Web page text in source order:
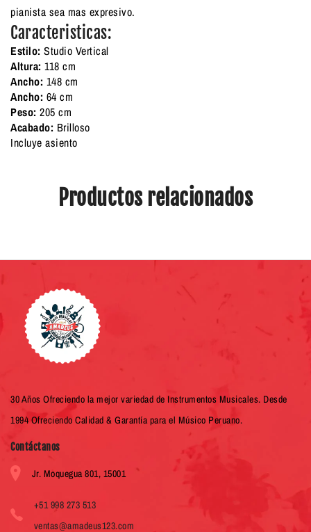
pianista sea mas expresivo.
Caracteristicas:
Estilo: Studio Vertical
Altura: 118 cm
Ancho: 148 cm
Ancho: 64 cm
Peso: 205 cm
Acabado: Brilloso
Incluye asiento
Productos relacionados
30 Años Ofreciendo la mejor variedad de Instrumentos Musicales. Desde
1994 Ofreciendo Calidad & Garantía para el Músico Peruano.
Contáctanos
Jr. Moquegua 801, 15001
+51 998 273 513
ventas@amadeus123.com